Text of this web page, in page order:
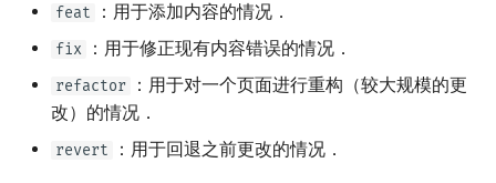
feat ：用于添加内容的情况．
fix ：用于修正现有内容错误的情况．
refactor
：用于对一个页面进行重构（较大规模的更
改）的情况．
revert ：用于回退之前更改的情况．